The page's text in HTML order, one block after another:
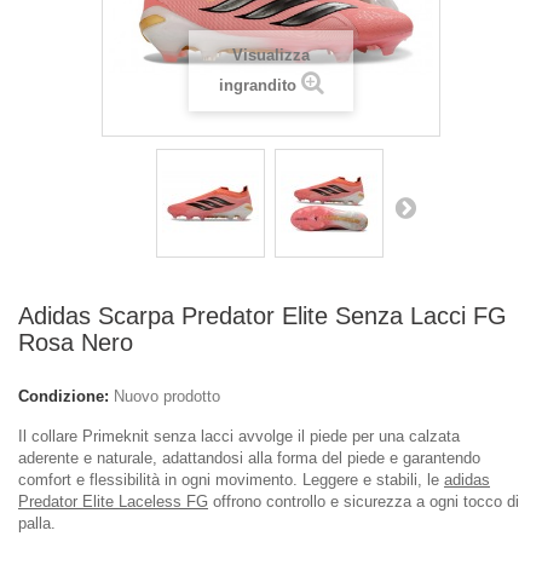
Visualizza
ingrandito
Adidas Scarpa Predator Elite Senza Lacci FG
Rosa Nero
Condizione: Nuovo prodotto
Il collare Primeknit senza lacci avvolge il piede per una calzata
aderente e naturale, adattandosi alla forma del piede e garantendo
comfort e flessibilità in ogni movimento. Leggere e stabili, le adidas
Predator Elite Laceless FG offrono controllo e sicurezza a ogni tocco di
palla.